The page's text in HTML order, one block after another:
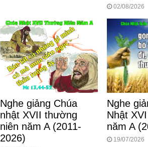
02/08/2026
Nghe giảng Chúa
nhật XVII thường
niên năm A (2011-
2026)
Nghe
Nhật
năm A
19/07/2026